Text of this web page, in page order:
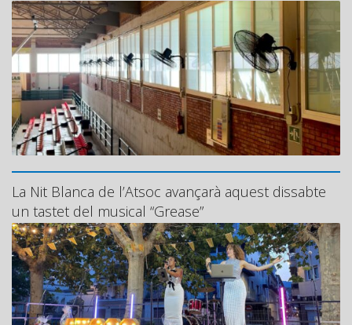
La Nit Blanca de l’Atsoc avançarà aquest dissabte
un tastet del musical “Grease”